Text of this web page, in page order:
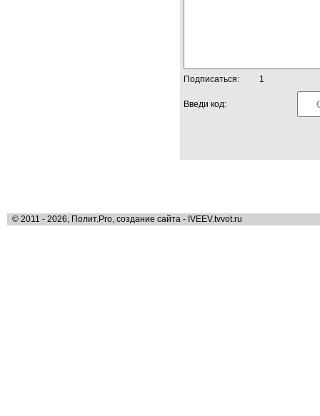
Подписаться: 1
Введи код:
© 2011 - 2026, Полит.Pro, создание сайта - IVEEV.tvvot.ru